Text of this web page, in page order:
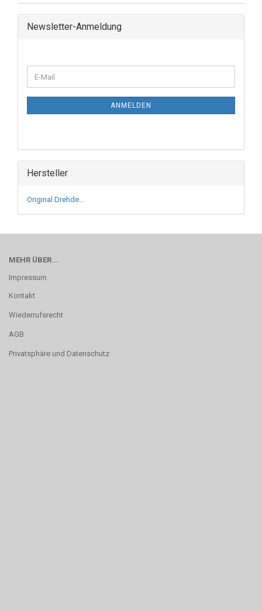
Newsletter-Anmeldung
ANMELDEN
Hersteller
Original Drehde...
MEHR ÜBER...
Impressum
Kontakt
Wiederrufsrecht
AGB
Privatsphäre und Datenschutz